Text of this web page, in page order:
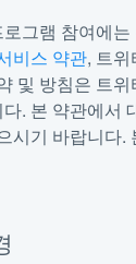
그램 참여에는
비스 약관, 트위
및 방침은 트
. 본 약관에서
시기 바랍니다